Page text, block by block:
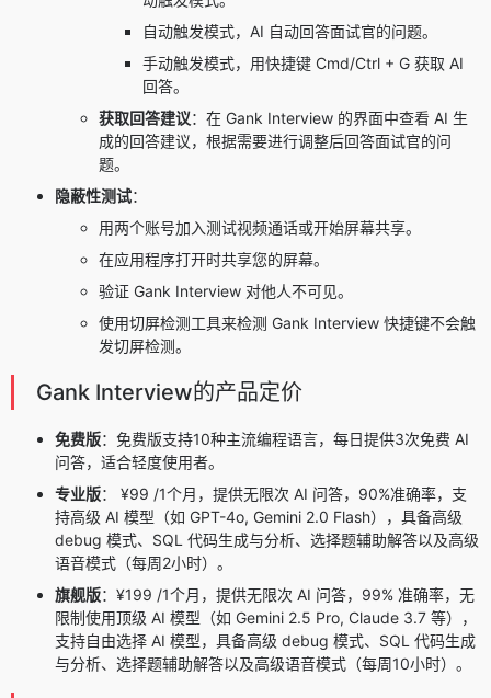
自动触发模式，AI 自动回答面试官的问题。
手动触发模式，用快捷键 Cmd/Ctrl + G 获取 AI
回答。
获取回答建议：在 Gank Interview 的界面中查看 AI 生
成的回答建议，根据需要进行调整后回答面试官的问
题。
隐蔽性测试：
用两个账号加入测试视频通话或开始屏幕共享。
在应用程序打开时共享您的屏幕。
验证 Gank Interview 对他人不可见。
使用切屏检测工具来检测 Gank Interview 快捷键不会触
发切屏检测。
Gank Interview的产品定价
免费版：免费版支持10种主流编程语言，每日提供3次免费 AI
问答，适合轻度使用者。
专业版： ¥99 /1个月，提供无限次 AI 问答，90%准确率，支
持高级 AI 模型（如 GPT-4o, Gemini 2.0 Flash），具备高级
debug 模式、SQL 代码生成与分析、选择题辅助解答以及高级
语音模式（每周2小时）。
旗舰版：¥199 /1个月，提供无限次 AI 问答，99% 准确率，无
限制使用顶级 AI 模型（如 Gemini 2.5 Pro, Claude 3.7 等），
支持自由选择 AI 模型，具备高级 debug 模式、SQL 代码生成
与分析、选择题辅助解答以及高级语音模式（每周10小时）。